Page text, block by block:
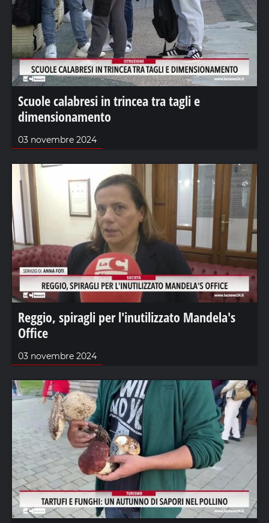
Scuole calabresi in trincea tra tagli e
dimensionamento
03 novembre 2024
Reggio, spiragli per l'inutilizzato Mandela's
Office
03 novembre 2024